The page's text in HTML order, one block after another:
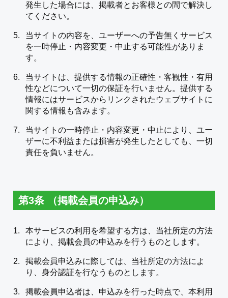
発生した場合には、掲載者とお客様との間で解決し
てください。
当サイトの内容を、ユーザーへの予告無くサービス
を一時停止・内容変更・中止する可能性がありま
す。
当サイトは、提供する情報の正確性・客観性・有用
性などについて一切の保証を行いません。提供する
情報にはサービスからリンクされたウェブサイトに
関する情報も含みます。
当サイトの一時停止・内容変更・中止により、ユー
ザーに不利益または損害が発生したとしても、一切
責任を負いません。
第3条 （掲載会員の申込み）
本サービスの利用を希望する方は、当社所定の方法
により、掲載会員の申込みを行うものとします。
掲載会員申込みに際しては、当社所定の方法によ
り、身分認証を行なうものとします。
掲載会員申込者は、申込みを行った時点で、本利用